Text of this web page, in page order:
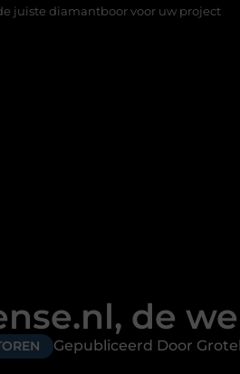
uw project Hoe
de
Gepubliceerd Door